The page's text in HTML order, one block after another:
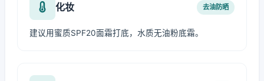
化妆 去油防晒
建议用蜜质SPF20面霜打底，水质无油粉底霜。